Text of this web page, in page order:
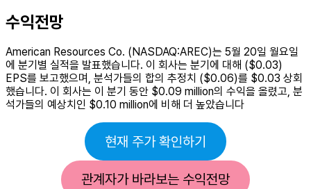
수익전망
American Resources Co. (NASDAQ:AREC)는 5월 20일 월요일
에 분기별 실적을 발표했습니다. 이 회사는 분기에 대해 ($0.03)
EPS를 보고했으며, 분석가들의 합의 추정치 ($0.06)를 $0.03 상회
했습니다. 이 회사는 이 분기 동안 $0.09 million의 수익을 올렸고, 분
석가들의 예상치인 $0.10 million에 비해 더 높았습니다
현재 주가 확인하기
관계자가 바라보는 수익전망